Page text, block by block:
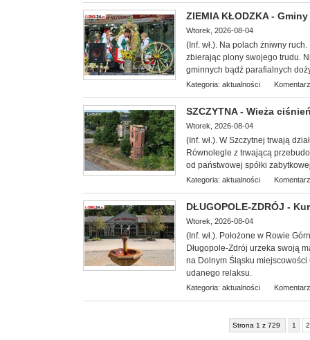
ZIEMIA KŁODZKA -
Wtorek, 2026-08-04
(Inf. wł.). Na polach żniwny ruch.
zbierając plony swojego trudu.
gminnych bądź parafialnych
Kategoria: aktualności
SZCZYTNA - Wieża
Wtorek, 2026-08-04
(Inf. wł.). W Szczytnej trwają
Równolegle z trwającą
od państwowej spółki
Kategoria: aktualności
DŁUGOPOLE-ZDRÓJ -
Wtorek, 2026-08-04
(Inf. wł.). Położone w Rowie
Długopole-Zdrój urzeka swoją
na Dolnym Śląsku
udanego relaksu.
Kategoria: aktualności
Strona 1 z 729 1 2